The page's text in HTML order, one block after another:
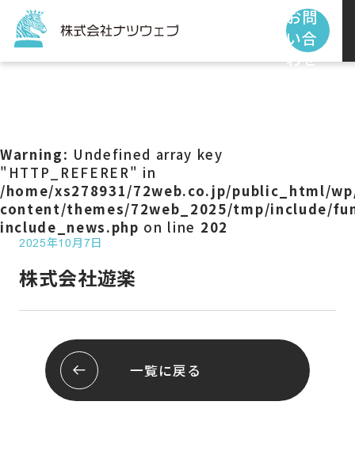
お問
い合
わせ
サービス
制作事例
お客様の声
会社概要
スタッフ紹介
プライバシーポリシー
Warning: Undefined array key
"HTTP_REFERER" in
/home/xs278931/72web.co.jp/public_html/
content/themes/72web_2025/tmp/include/
include_news.php on line 202
2025年10月7日
株式会社遊楽
一覧に戻る